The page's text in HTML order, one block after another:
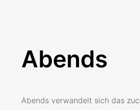
Abends
Abends verwandelt sich das